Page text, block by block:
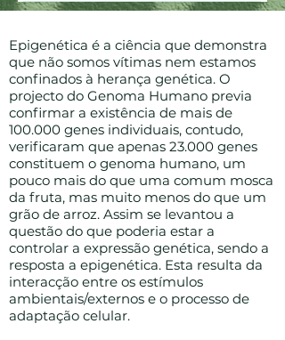
Epigenética é a ciência que demonstra
que não somos vítimas nem estamos
confinados à herança genética. O
projecto do Genoma Humano previa
confirmar a existência de mais de
100.000 genes individuais, contudo,
verificaram que apenas 23.000 genes
constituem o genoma humano, um
pouco mais do que uma comum mosca
da fruta, mas muito menos do que um
grão de arroz. Assim se levantou a
questão do que poderia estar a
controlar a expressão genética, sendo a
resposta a epigenética. Esta resulta da
interacção entre os estímulos
ambientais/externos e o processo de
adaptação celular.